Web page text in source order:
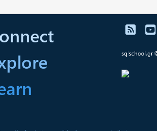
sqlschool.gr